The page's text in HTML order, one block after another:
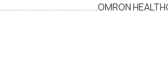
OMRON